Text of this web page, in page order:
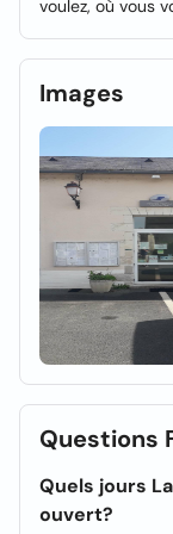
voulez, où vous
Images
Questions
Quels jours
ouvert?